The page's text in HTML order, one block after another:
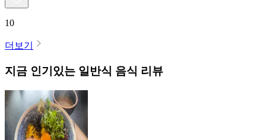
10
더보기
지금 인기있는 일반식 음식 리뷰